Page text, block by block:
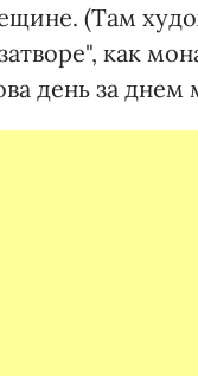
(Там
как
день за днем